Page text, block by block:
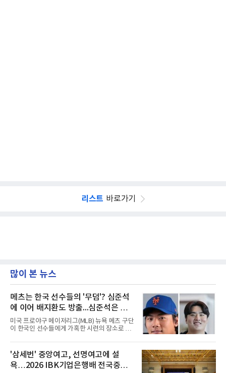
리스트 바로가기
많이 본 뉴스
메츠는 한국 선수들의 '무덤'? 심준석
에 이어 배지환도 방출...심준석은 이
미 귀국, 배지환은 미국 잔류할 듯
미국 프로야구 메이저리그(MLB) 뉴욕 메츠 구단
이 한국인 선수들에게 가혹한 시련의 장소로 전
대형 유망주로 기대를 모았던 투수 심준석에 이
어, 빅리그 경력을 지닌 내외야수 배지환까지 연
달아 뉴욕 메츠 산하 마이너리그에서 방출 통보
를 받는 아픔을 겪었다. 두 선수의 동반 이탈은
'삼세번' 중앙여고, 선명여고에 설
욕…2026 IBK기업은행배 전국중고